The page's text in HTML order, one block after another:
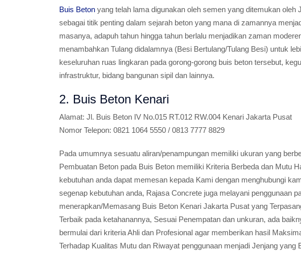
Buis Beton yang telah lama digunakan oleh semen yang ditemukan oleh
sebagai titik penting dalam sejarah beton yang mana di zamannya
masanya, adapuh tahun hingga tahun berlalu menjadikan zaman
menambahkan Tulang didalamnya (Besi Bertulang/Tulang Besi) untuk
keseluruhan ruas lingkaran pada gorong-gorong buis beton tersebut,
infrastruktur, bidang bangunan sipil dan lainnya.
2. Buis Beton Kenari
Alamat: Jl. Buis Beton IV No.015 RT.012 RW.004 Kenari Jakarta Pusat
Nomor Telepon: 0821 1064 5550 / 0813 7777 8829
Pada umumnya sesuatu aliran/penampungan memiliki ukuran yang
Pembuatan Beton pada Buis Beton memiliki Kriteria Berbeda dan Mutu
kebutuhan anda dapat memesan kepada Kami dengan menghubungi
segenap kebutuhan anda, Rajasa Concrete juga melayani penggunaan
menerapkan/Memasang Buis Beton Kenari Jakarta Pusat yang
Terbaik pada ketahanannya, Sesuai Penempatan dan unkuran, ada
bermulai dari kriteria Ahli dan Profesional agar memberikan hasil
Terhadap Kualitas Mutu dan Riwayat penggunaan menjadi Jenjang yang